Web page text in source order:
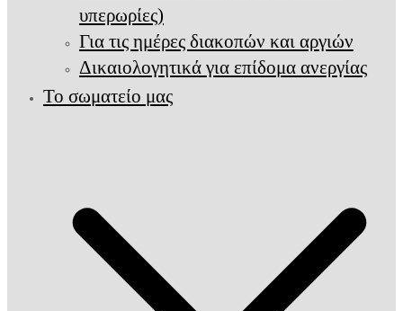
υπερωρίες)
Για τις ημέρες διακοπών και αργιών
Δικαιολογητικά για επίδομα ανεργίας
Το σωματείο μας